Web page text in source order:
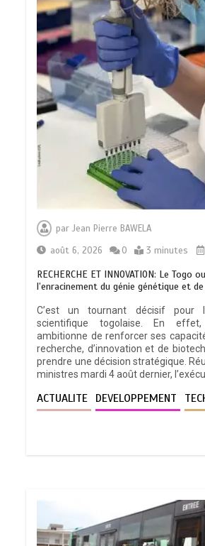
parJean Pierre BAWELA
août 6, 2026
0 3 minutes
RECHERCHE ET INNOVATION: Le Togo
l’enracinement du génie génétique et
C’est un tournant décisif pour
scientifique togolaise. En
ambitionne de renforcer ses
recherche, d’innovation et de
prendre une décision stratégique.
ministres mardi 4 août dernier,
ACTUALITE DEVELOPPEMENT